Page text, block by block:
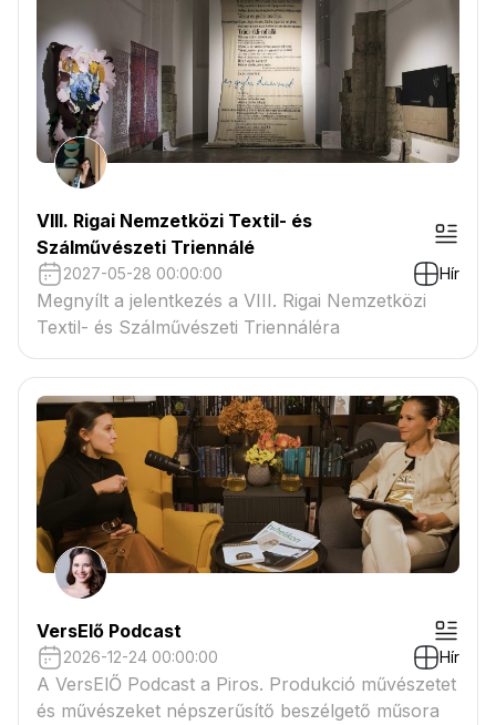
VIII. Rigai Nemzetközi Textil- és
Szálművészeti Triennálé
2027-05-28 00:00:00 Hír
Megnyílt a jelentkezés a VIII. Rigai Nemzetközi
Textil- és Szálművészeti Triennáléra
VersElő Podcast
2026-12-24 00:00:00 Hír
A VersElŐ Podcast a Piros. Produkció művészetet
és művészeket népszerűsítő beszélgető műsora